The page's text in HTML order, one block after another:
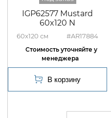
IGP62577 Mustard
60x120 N
60x120 #AR17884